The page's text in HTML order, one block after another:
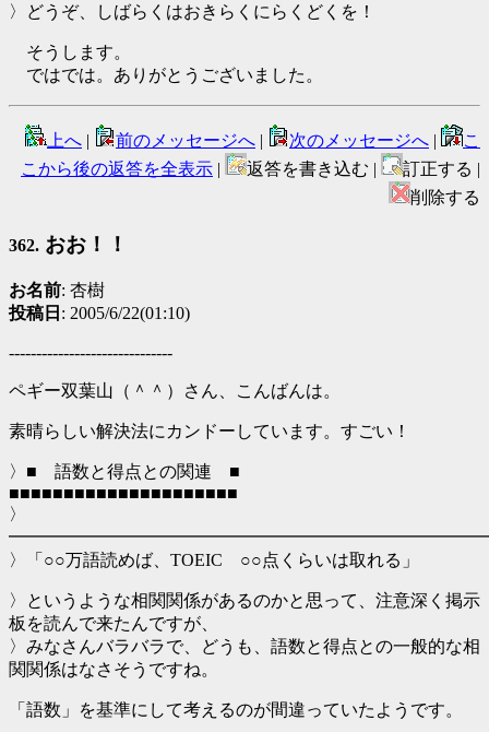
〉どうぞ、しばらくはおきらくにらくどくを！
そうします。
ではでは。ありがとうございました。
上へ | 前のメッセージへ | 次のメッセージへ |
こ
こから後の返答を全表示 | 返答を書き込む |
訂正する |
削除する
362. おお！！
お名前: 杏樹
投稿日 : 2005/6/22(01:10)
------------------------------
ペギー双葉山（＾＾）さん、こんばんは。
素晴らしい解決法にカンドーしています。すごい！
〉■ 語数と得点との関連 ■
■■■■■■■■■■■■■■■■■■■■■
〉
〉「○○万語読めば、TOEIC ○○点くらいは取れる」
〉というような相関関係があるのかと思って、注意深く掲示
板を読んで来たんですが、
〉みなさんバラバラで、どうも、語数と得点との一般的な相
関関係はなさそうですね。
「語数」を基準にして考えるのが間違っていたようです。